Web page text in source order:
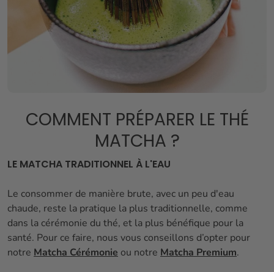
COMMENT PRÉPARER LE THÉ
MATCHA ?
LE MATCHA TRADITIONNEL À L'EAU
Le consommer de manière brute, avec un peu d'eau
chaude, reste la pratique la plus traditionnelle, comme
dans la cérémonie du thé, et la plus bénéfique pour la
santé. Pour ce faire, nous vous conseillons d’opter pour
notre Matcha Cérémonie ou notre Matcha Premium.